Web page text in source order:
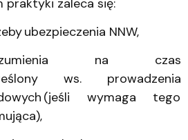
praktyki zaleca się:
ubezpieczenia NNW,
na czas
ws. prowadzenia
(jeśli wymaga tego